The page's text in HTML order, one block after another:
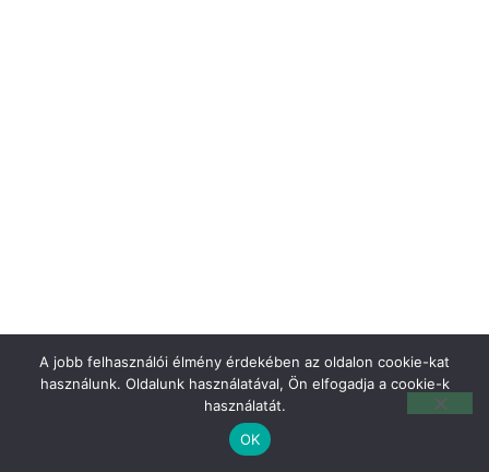
A jobb felhasználói élmény érdekében az oldalon cookie-kat
használunk. Oldalunk használatával, Ön elfogadja a cookie-k
használatát.
OK